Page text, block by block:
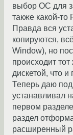
выбор ОС для
также какой-то
Правда вся
копируются,
Window), но
происходит
дискетой, что
Теперь даю
устанавливал
первом
раздел
расширенный